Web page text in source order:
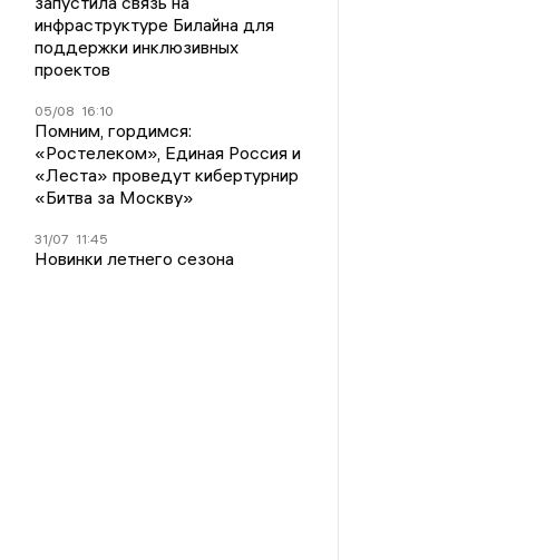
инфраструктуре Билайна для
поддержки инклюзивных
проектов
05/08 16:10
Помним, гордимся:
«Ростелеком», Единая Россия и
«Леста» проведут кибертурнир
«Битва за Москву»
31/07 11:45
Новинки летнего сезона